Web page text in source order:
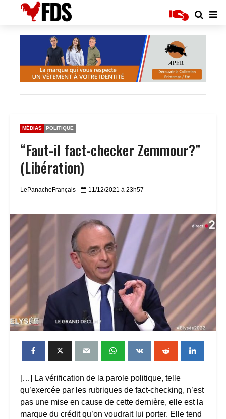
MÉDIAS POLITIQUE
“Faut-il fact-checker Zemmour?”
(Libération)
LePanacheFrançais 11/12/2021 à 23h57
[…] La vérification de la parole politique, telle
qu’exercée par les rubriques de fact-checking, n’est
pas une mise en cause de cette dernière, elle est la
marque du crédit qu’on voudrait lui porter. Elle tend